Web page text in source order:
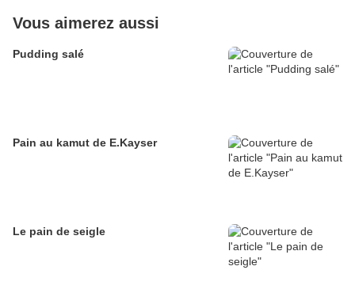
Vous aimerez aussi
Pudding salé
Pain au kamut de E.Kayser
Le pain de seigle